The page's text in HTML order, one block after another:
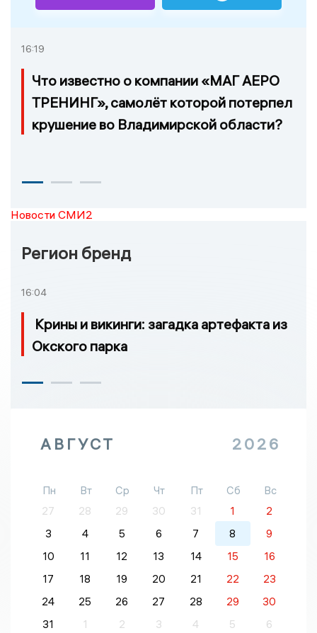
16:19
Что известно о компании «МАГ АЕРО
ТРЕНИНГ», самолёт которой потерпел
крушение во Владимирской области?
Новости СМИ2
Регион бренд
16:04
Крины и викинги: загадка артефакта из
Окского парка
АВГУСТ 2026
Пн Вт Ср Чт Пт Сб
Вс
27
28 29 30 31 1
2
3
4 5 6 7 8
9
10
11 12 13 14 15
16
17
18 19 20 21 22
23
24
25 26 27 28 29
30
31
1 2 3 4 5 6